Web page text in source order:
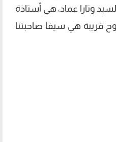
وتارا عماد، هي أستاذة
قريبة هي سيفا صاحبتنا